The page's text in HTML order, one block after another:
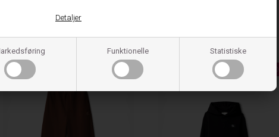
Funktionelle Statistiske
Detaljer
Tjek også disse ud
NYHED NYHED